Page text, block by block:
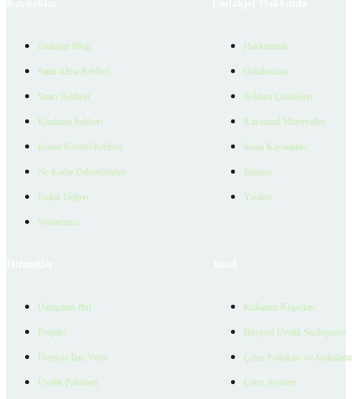
Emlakjet Blog
Satın Alma Rehberi
Satıcı Rehberi
Kiralama Rehberi
Konut Kredisi Rehberi
Ne Kadar Ödeyebilirim
Emlak Değeri
Verilerimiz
Hakkımızda
Ödüllerimiz
Reklam Çözümleri
Kurumsal Materyaller
İnsan Kaynakları
İletişim
Yardım
Danışman Bul
Projeler
Ücretsiz İlan Verin
Üyelik Paketleri
Kullanım Koşulları
Bireysel Üyelik Sözleşmesi
Çerez Politikası ve
Çerez Ayarları